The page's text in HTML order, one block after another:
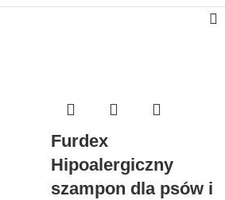
Furdex
Hipoalergiczny
szampon dla psów i